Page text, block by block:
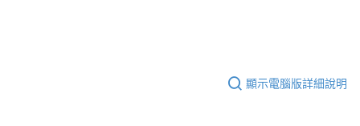
顯示電腦版詳細說明